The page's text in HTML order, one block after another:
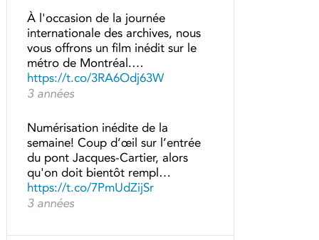
À l'occasion de la journée
internationale des archives, nous
vous offrons un film inédit sur le
métro de Montréal.…
https://t.co/3RA6Odj63W
3 années
Numérisation inédite de la
semaine! Coup d’œil sur l’entrée
du pont Jacques-Cartier, alors
qu'on doit bientôt rempl…
https://t.co/7PmUdZijSr
3 années